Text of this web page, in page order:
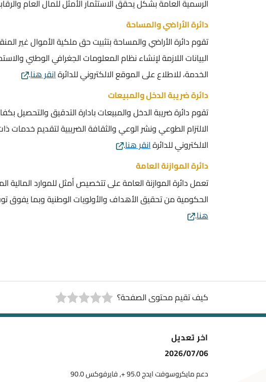
الرسمية العامة بشكل يحقق الاستثمار الأمثل للمال العام
دائرة الأراضي والمساحة
تقوم دائرة الأراضي والمساحة بتثبيت حق ملكية الأموال غير
البيانات اللازمة لإنشاء نظام المعلومات الجغرافي الوطني
الخدمة، للاطلاع على الموقع الالكتروني للدائرةانقر هنا.
دائرة ضريبة الدخل والمبيعات
تقوم دائرة ضريبة الدخل والمبيعات بادارة التدقيق والتحصيل
الالتزام الطوعي ونشر الوعي والثقافة الضريبية لتقديم
الالكتروني للدائرةانقر هنا.
دائرة الموازنة العامة
تعمل دائرة الموازنة العامة على تتخصيص أمثل للموارد
الحكومية من تحقيق الأهداف والأولويات الوطنية وبما يفوق
هنا.
كيف تقيم محتوى الصفحة؟
اخر تعديل
2026/07/06
دعم مايكروسوفت ايدج 95.0 +, فايرفوكس 90.0